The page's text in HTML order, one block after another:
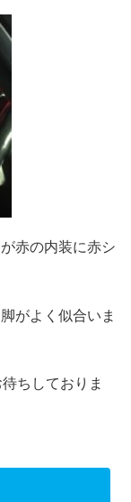
赤の内装に赤シ
がよく似合いま
ちしておりま